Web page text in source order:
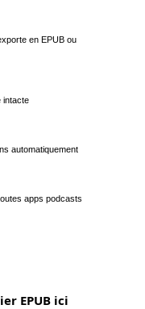
en EPUB ou
intacte
automatiquement
apps podcasts
EPUB ici